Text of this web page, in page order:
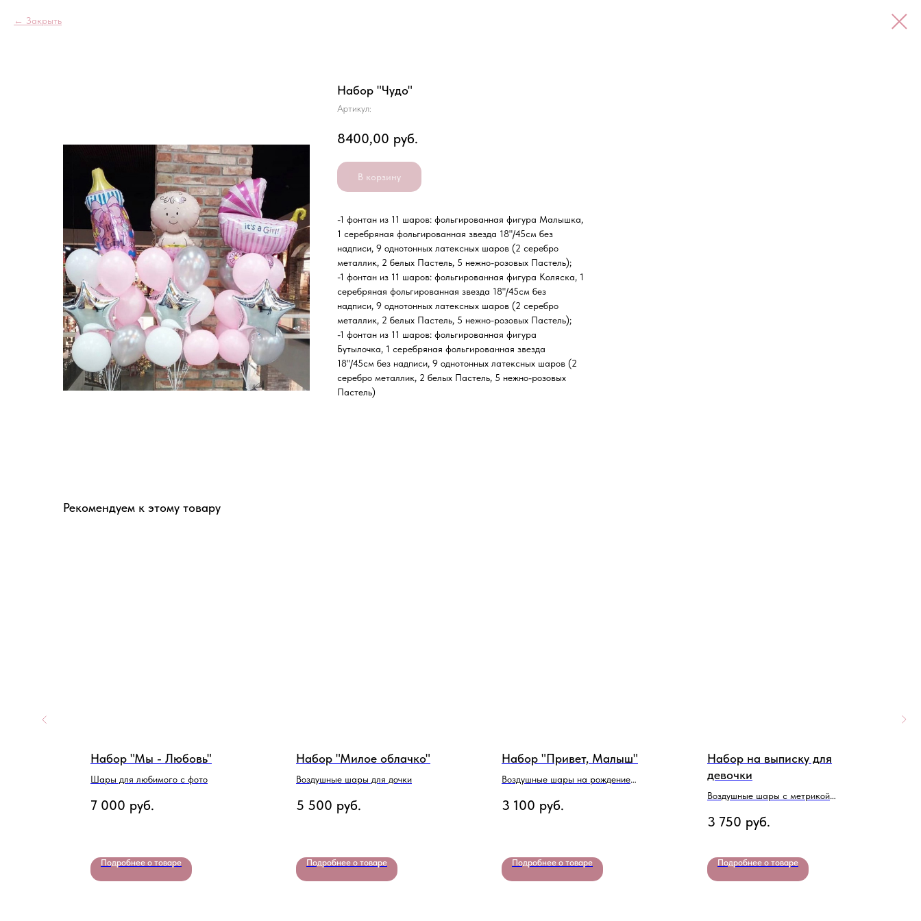
Закрыть
Набор "Чудо"
Артикул:
8400,00 руб.
В корзину
-1 фонтан из 11 шаров: фольгированная фигура Малышка,
1 серебряная фольгированная звезда 18"/45см без
надписи, 9 однотонных латексных шаров (2 серебро
металлик, 2 белых Пастель, 5 нежно-розовых Пастель);
-1 фонтан из 11 шаров: фольгированная фигура Коляска, 1
серебряная фольгированная звезда 18"/45см без
надписи, 9 однотонных латексных шаров (2 серебро
металлик, 2 белых Пастель, 5 нежно-розовых Пастель);
-1 фонтан из 11 шаров: фольгированная фигура
Бутылочка, 1 серебряная фольгированная звезда
18"/45см без надписи, 9 однотонных латексных шаров (2
серебро металлик, 2 белых Пастель, 5 нежно-розовых
Пастель)
Рекомендуем к этому товару
Набор "Мы - Любовь"
Шары для любимого с фото
7 000 руб.
Подробнее о товаре
Набор "Милое облачко"
Воздушные шары для дочки
5 500 руб.
Подробнее о товаре
Набор "Привет, Малыш"
Воздушные шары на рождение
3 100 руб.
Подробнее о товаре
Набор на выписку для
девочки
Воздушные шары с метрикой
3 750 руб.
Подробнее о товаре